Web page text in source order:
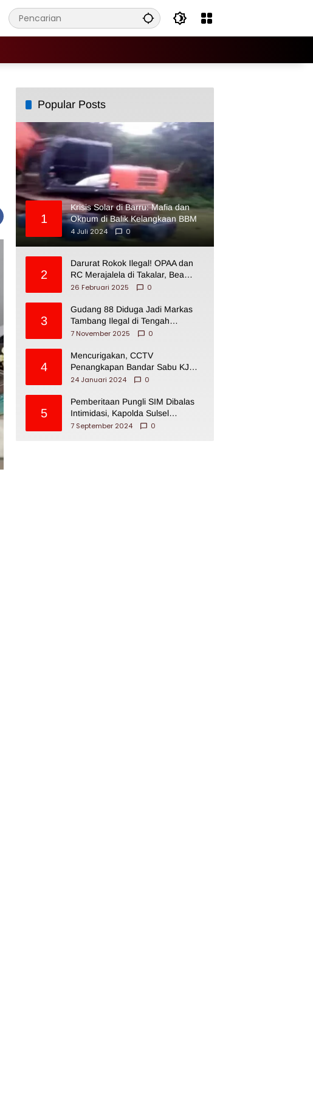
Popular Posts
1
Krisis Solar di Barru: Mafia dan
Oknum di Balik Kelangkaan BBM
4 Juli 2024
0
2
Darurat Rokok Ilegal! OPAA dan
RC Merajalela di Takalar, Bea
Cukai Impoten
26 Februari 2025 0
3
Gudang 88 Diduga Jadi Markas
Tambang Ilegal di Tengah
Permukiman Warga Makassar
7 November 2025 0
4
Mencurigakan, CCTV
Penangkapan Bandar Sabu KJ
Disita Oknum BNNP Sulsel
24 Januari 2024 0
5
Pemberitaan Pungli SIM Dibalas
Intimidasi, Kapolda Sulsel
Dikecam PJI Sulsel
7 September 2024 0